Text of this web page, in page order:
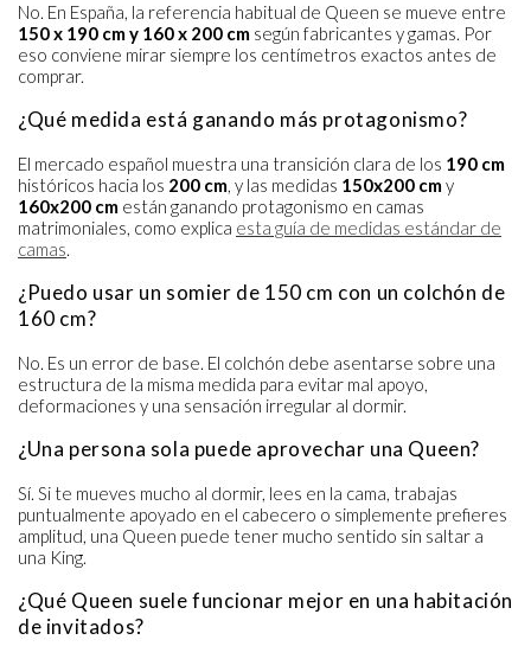
No. En España, la referencia habitual de Queen se mueve entre
150 x 190 cm y 160 x 200 cm según fabricantes y gamas. Por
eso conviene mirar siempre los centímetros exactos antes de
comprar.
¿Qué medida está ganando más protagonismo?
El mercado español muestra una transición clara de los 190 cm
históricos hacia los 200 cm, y las medidas 150x200 cm y
160x200 cm están ganando protagonismo en camas
matrimoniales, como explica esta guía de medidas estándar de
camas.
¿Puedo usar un somier de 150 cm con un colchón de
160 cm?
No. Es un error de base. El colchón debe asentarse sobre una
estructura de la misma medida para evitar mal apoyo,
deformaciones y una sensación irregular al dormir.
¿Una persona sola puede aprovechar una Queen?
Sí. Si te mueves mucho al dormir, lees en la cama, trabajas
puntualmente apoyado en el cabecero o simplemente prefieres
amplitud, una Queen puede tener mucho sentido sin saltar a
una King.
¿Qué Queen suele funcionar mejor en una habitación
de invitados?